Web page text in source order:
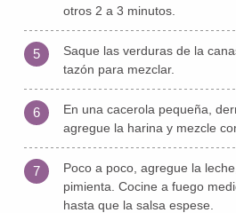
otros 2 a 3 minutos.
5
Saque las verduras de la
tazón para mezclar.
6
En una cacerola pequeña,
agregue la harina y mezcle
7
Poco a poco, agregue la
pimienta. Cocine a fuego
hasta que la salsa espese.